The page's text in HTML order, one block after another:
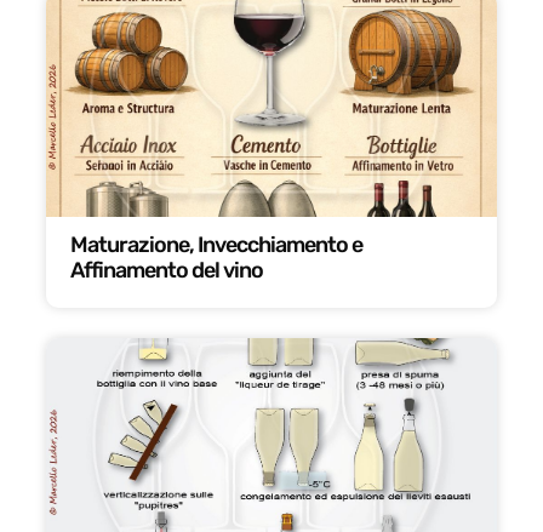
Maturazione, Invecchiamento e
Affinamento del vino